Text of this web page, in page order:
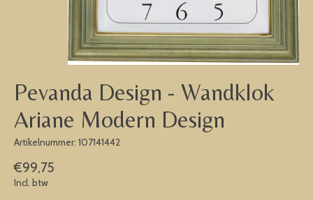
Pevanda Design - Wandklok
Ariane Modern Design
Artikelnummer: 107141442
€99,75
Incl. btw